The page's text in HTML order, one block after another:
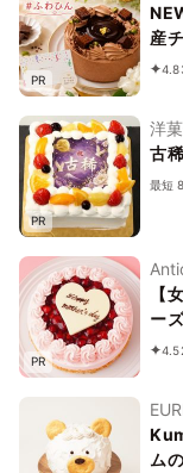
PR
産
凍
ス
PR
洋
古
最短
PR
【
ー
ム